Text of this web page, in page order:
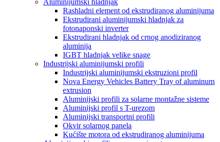
Aluminijumski hladnjak
Rashladni element od ekstrudiranog aluminijuma
Ekstrudirani aluminijumski hladnjak za
fotonaponski inverter
Ekstrudirani hladnjak od crnog anodiziranog
aluminija
IGBT hladnjak velike snage
Industrijski aluminijumski profili
Industrijski aluminijumski ekstruzioni profil
Nova Energy Vehicles Battery Tray of aluminum
extrusion
Aluminijski profili za solarne montažne sisteme
Aluminijski profil s T-urezom
Aluminijski transportni profili
Okvir solarnog panela
Kućište motora od ekstrudiranog aluminijuma